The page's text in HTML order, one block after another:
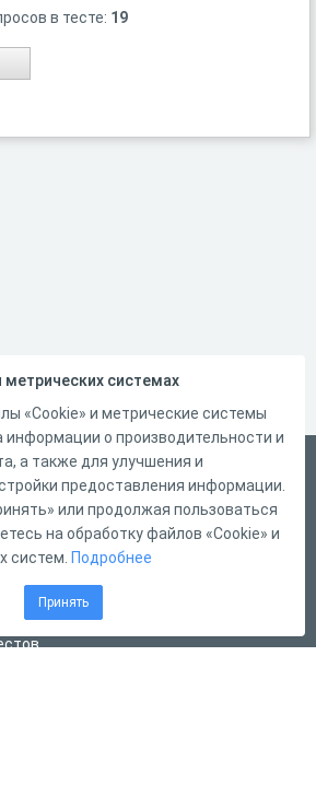
в тесте: 19
связи
метрических системах
«Cookie» и метрические системы
информации о производительности и
а также для улучшения и
предоставления информации.
или продолжая пользоваться
на обработку файлов «Cookie» и
систем. Подробнее
Принять